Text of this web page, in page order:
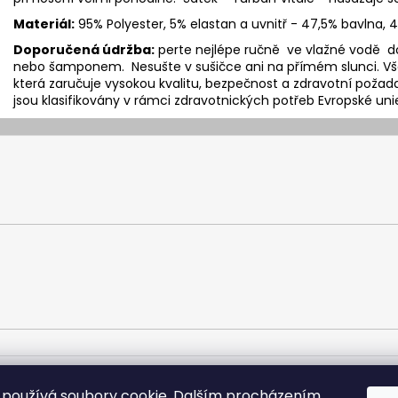
Materiál: 95% Polyester, 5% elastan a uvnitř - 47,5% bavlna,
Doporučená údržba: perte nejlépe ručně ve vlažné vodě
nebo šamponem. Nesušte v sušičce ani na přímém slunci.
která zaručuje vysokou kvalitu, bezpečnost a zdravotní
jsou klasifikovány v rámci zdravotnických potřeb Evropské
vlasové kosmetiky Vše o vlasech Výroba paruk a